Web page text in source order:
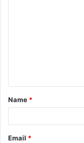
Name *
Email *